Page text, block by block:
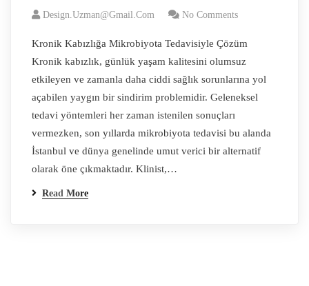
Design.uzman@gmail.com No Comments
Kronik Kabızlığa Mikrobiyota Tedavisiyle Çözüm
Kronik kabızlık, günlük yaşam kalitesini olumsuz
etkileyen ve zamanla daha ciddi sağlık sorunlarına yol
açabilen yaygın bir sindirim problemidir. Geleneksel
tedavi yöntemleri her zaman istenilen sonuçları
vermezken, son yıllarda mikrobiyota tedavisi bu alanda
İstanbul ve dünya genelinde umut verici bir alternatif
olarak öne çıkmaktadır. Klinist,…
Read More